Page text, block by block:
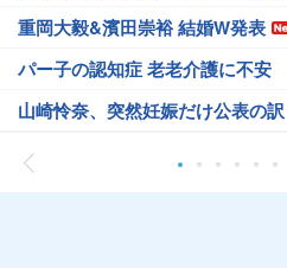
重岡大毅&濱田崇裕 結婚W発表
パー子の認知症 老老介護に不安
山崎怜奈、突然妊娠だけ公表の訳